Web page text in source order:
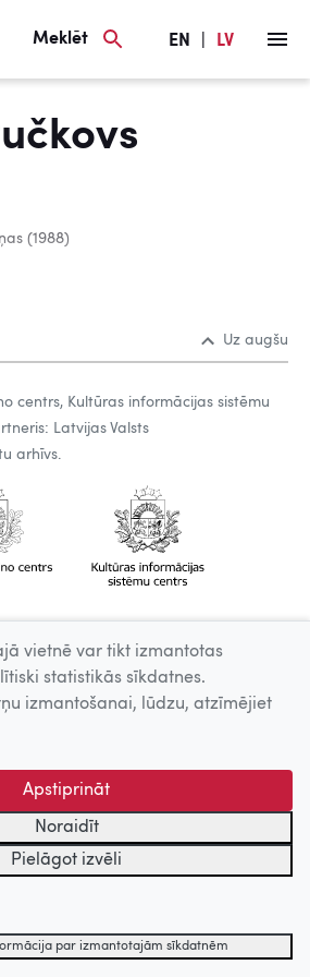
Meklēt EN LV
(1988)
Uz augšu
centrs, Kultūras informācijas sistēmu
Latvijas Valsts
arhīvs.
vietnē var tikt izmantotas
statistikās sīkdatnes.
izmantošanai, lūdzu, atzīmējiet
Apstiprināt
Noraidīt
Pielāgot izvēli
par izmantotajām sīkdatnēm